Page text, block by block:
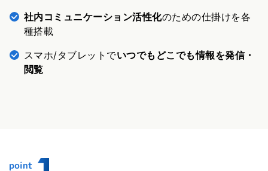
社内コミュニケーション活性化のための仕掛けを各
種搭載
スマホ/タブレットでいつでもどこでも情報を発信・
閲覧